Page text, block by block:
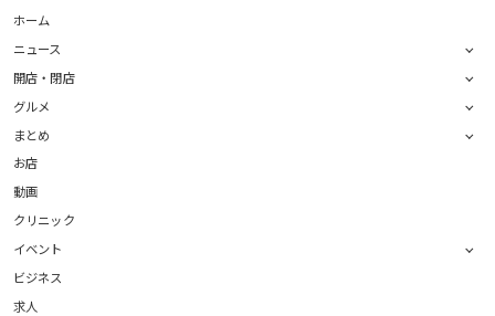
ホーム
ニュース
開店・閉店
グルメ
まとめ
お店
動画
クリニック
イベント
ビジネス
求人